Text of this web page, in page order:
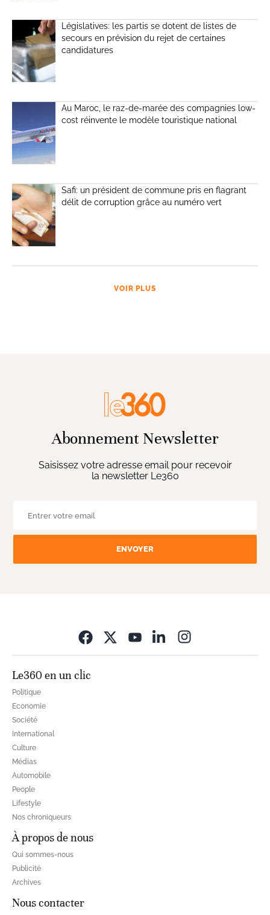
Législatives: les partis se dotent de listes de
secours en prévision du rejet de certaines
candidatures
Au Maroc, le raz-de-marée des compagnies low-
cost réinvente le modèle touristique national
Safi: un président de commune pris en flagrant
délit de corruption grâce au numéro vert
VOIR PLUS
Abonnement Newsletter
Saisissez votre adresse email pour recevoir
la newsletter Le360
ENVOYER
Le360 en un clic
Politique
Economie
Société
International
Culture
Médias
Automobile
People
Lifestyle
Nos chroniqueurs
À propos de nous
Qui sommes-nous
Publicité
Archives
Nous contacter